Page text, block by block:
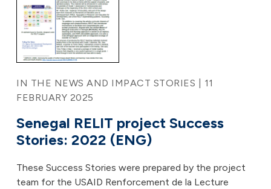
IN THE NEWS AND IMPACT STORIES | 11
FEBRUARY 2025
Senegal RELIT project Success
Stories: 2022 (ENG)
These Success Stories were prepared by the project
team for the USAID Renforcement de la Lecture